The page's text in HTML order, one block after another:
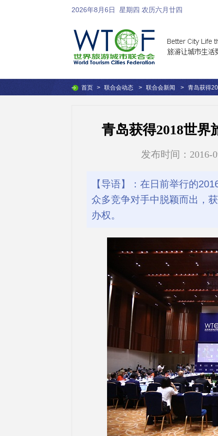
2026年8月6日 星期四 农历六月廿四
首页 > 联合会动态 > 联合会新闻 > 青岛获得
青岛获得2018世
发布时间：2016-
【导语】：在日前举行的
众多竞争对手中脱颖而出，
办权。